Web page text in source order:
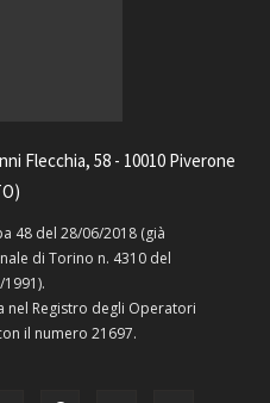
Flecchia, 58 - 10010 Piverone
48 del 28/06/2018 (già
di Torino n. 4310 del
nel Registro degli Operatori
il numero 21697.